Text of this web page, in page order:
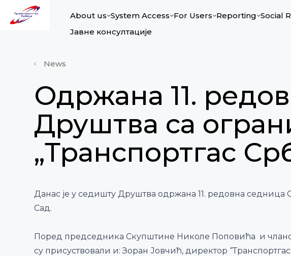
About us System Access For Users Reporting Social
Јавне консултације
News
Одржана 11.
Друштва са
„Транспортгас
Данас је у седишту Друштва одржана 11. редовна
Сад.
Поред председника Скупштине Николе Поповића и
су присуствовали и: Зоран Јовчић, директор